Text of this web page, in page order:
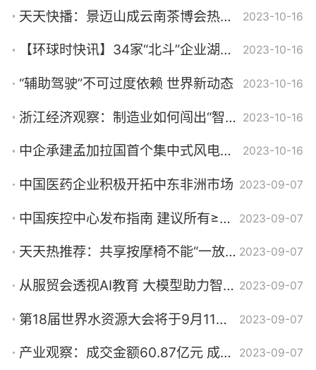
天天快播：景迈山成云南茶博会热词 体现文化遗产保护的中国智慧和担当 2023-10-16
【环球时快讯】34家“北斗”企业湖北同场比“智能” 2023-10-16
“辅助驾驶”不可过度依赖 世界新动态 2023-10-16
浙江经济观察：制造业如何闯出“智造”路？ 全球热文 2023-10-16
中企承建孟加拉国首个集中式风电项目投产 助力当地经济发展 环球快讯 2023-10-16
中国医药企业积极开拓中东非洲市场 2023-09-07
中国疾控中心发布指南 建议所有≥6月龄且无接种禁忌的人都应接种流感疫苗 热头条 2023-09-07
天天热推荐：共享按摩椅不能“一放了之” 2023-09-07
从服贸会透视AI教育 大模型助力智慧教育新变革 2023-09-07
第18届世界水资源大会将于9月11日在京召开 2023-09-07
产业观察：成交金额60.87亿元 成都车展引领汽车消费新浪潮 2023-09-07